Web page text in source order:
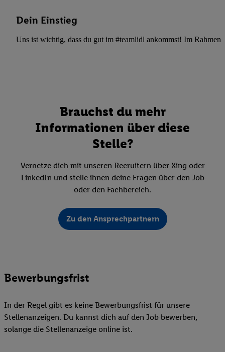
Dein Einstieg
Uns ist wichtig, dass du gut im #teamlidl ankommst! Im Rahmen
Brauchst du mehr
Informationen über diese
Stelle?
Vernetze dich mit unseren Recruitern über Xing oder
LinkedIn und stelle ihnen deine Fragen über den Job
oder den Fachbereich.
Zu den Ansprechpartnern
Bewerbungsfrist
In der Regel gibt es keine Bewerbungsfrist für unsere
Stellenanzeigen. Du kannst dich auf den Job bewerben,
solange die Stellenanzeige online ist.